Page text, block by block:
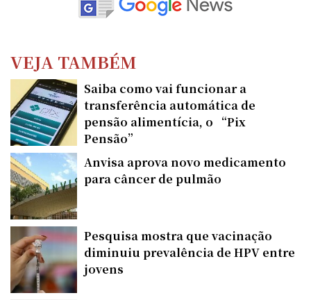
VEJA TAMBÉM
Saiba como vai funcionar a
transferência automática de
pensão alimentícia, o “Pix
Pensão”
Anvisa aprova novo medicamento
para câncer de pulmão
Pesquisa mostra que vacinação
diminuiu prevalência de HPV entre
jovens